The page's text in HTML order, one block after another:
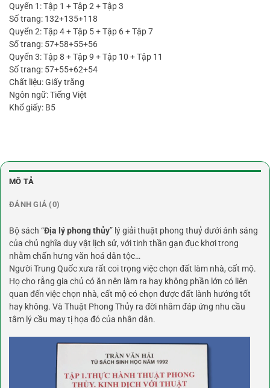
Quyển 1: Tập 1 + Tập 2 + Tập 3
Số trang: 132+135+118
Quyển 2: Tập 4 + Tập 5 + Tập 6 + Tập 7
Số trang: 57+58+55+56
Quyển 3: Tập 8 + Tập 9 + Tập 10 + Tập 11
Số trang: 57+55+62+54
Chất liệu: Giấy trắng
Ngôn ngữ: Tiếng Việt
Khổ giấy: B5
MÔ TẢ
ĐÁNH GIÁ (0)
Bộ sách “Địa lý phong thủy” lý giải thuật phong thuỷ dưới ánh sáng
của chủ nghĩa duy vật lịch sử, với tinh thần gạn đục khơi trong
nhằm chấn hưng văn hoá dân tộc…
Người Trung Quốc xưa rất coi trọng việc chọn đất làm nhà, cất mộ.
Họ cho rằng gia chủ có ăn nên làm ra hay không phần lớn có liên
quan đến việc chọn nhà, cất mộ có chọn được đất lành hướng tốt
hay không. Và Thuật Phong Thủy ra đời nhằm đáp ứng nhu cầu
tâm lý cầu may tị họa đó của nhân dân.